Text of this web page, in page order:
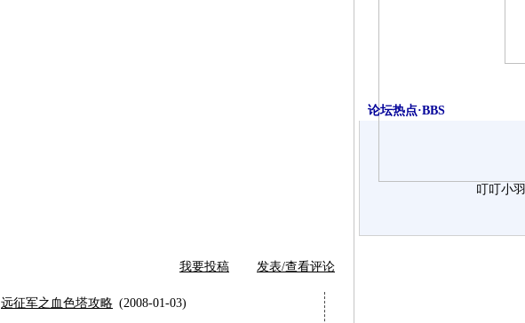
我要投稿 发表/查看评论
远征军之血色塔攻略 (2008-01-03)
叮叮小羽
论坛热点·BBS